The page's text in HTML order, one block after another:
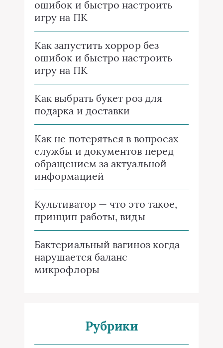
ошибок и быстро настроить
игру на ПК
Как запустить хоррор без
ошибок и быстро настроить
игру на ПК
Как выбрать букет роз для
подарка и доставки
Как не потеряться в вопросах
службы и документов перед
обращением за актуальной
информацией
Культиватор — что это такое,
принцип работы, виды
Бактериальный вагиноз когда
нарушается баланс
микрофлоры
Рубрики